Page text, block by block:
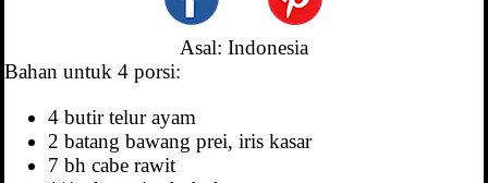
Asal: Indonesia
Bahan untuk 4 porsi:
4 butir telur ayam
2 batang bawang prei, iris kasar
7 bh cabe rawit